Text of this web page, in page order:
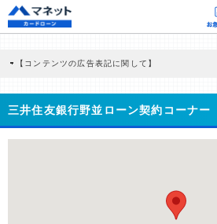
【コンテンツの広告表記に関して】
商品を根拠なくPRするものではなく、当編集部の調
どに基づき、公平性を担保した情報提供を行ってい
>提携企業一覧
三井住友銀行野並ローン契約コーナー